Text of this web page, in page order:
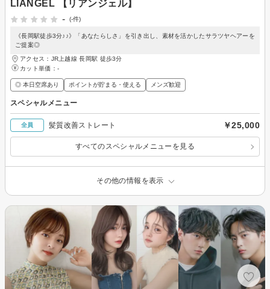
LIANGEL 【リアンジェル】
-
(-件)
《長岡駅徒歩3分♪♪》「あなたらしさ」を引き出し、素材を活かしたサラツヤヘアーを
ご提案◎
アクセス：JR上越線 長岡駅 徒歩3分
カット単価： -
◎ 本日空席あり ポイントが貯まる・使える メンズ歓迎
スペシャルメニュー
全員 髪質改善ストレート ￥25,000
すべてのスペシャルメニューを見る
その他の情報を表示